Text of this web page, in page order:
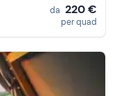
da 220 €
per quad